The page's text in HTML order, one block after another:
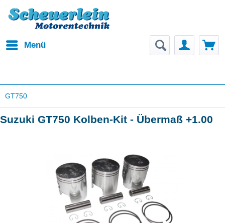
Menü
GT750
Suzuki GT750 Kolben-Kit - Übermaß +1.00